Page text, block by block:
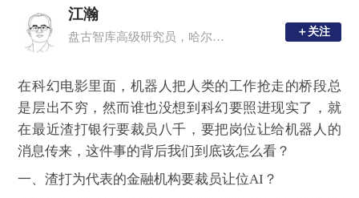
江瀚
盘古智库高级研究员，哈尔滨商业大学金融学硕士生导师 ＋关注
＋关注
在科幻电影里面，机器人把人类的工作抢走的桥段总
是层出不穷，然而谁也没想到科幻要照进现实了，就
在最近渣打银行要裁员八千，要把岗位让给机器人的
消息传来，这件事的背后我们到底该怎么看？
一、渣打为代表的金融机构要裁员让位AI？